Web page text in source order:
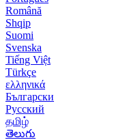
Română
Shqip
Suomi
Svenska
Tiếng Việt
Türkçe
ελληνικά
Български
Русский
தமிழ்
తెలుగు